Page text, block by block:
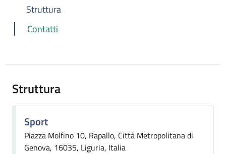
Struttura
Contatti
Struttura
Sport
Piazza Molfino 10, Rapallo, Città Metropolitana di
Genova, 16035, Liguria, Italia